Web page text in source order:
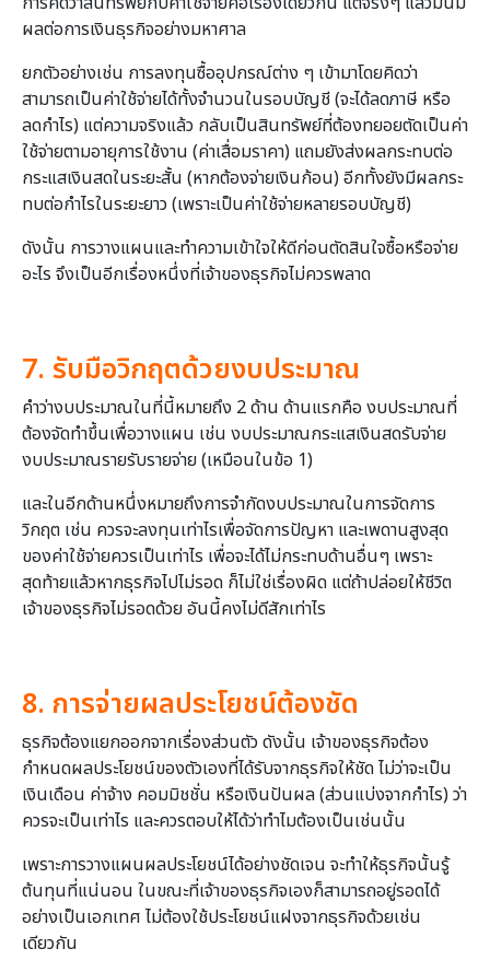
ผลต่อการเงินธุรกิจอย่างมหาศาล
ยกตัวอย่างเช่น การลงทุนซื้ออุปกรณ์ต่าง ๆ เข้ามาโดยคิดว่า
สามารถเป็นค่าใช้จ่ายได้ทั้งจำนวนในรอบบัญชี (จะได้ลดภาษี หรือ
ลดกำไร) แต่ความจริงแล้ว กลับเป็นสินทรัพย์ที่ต้องทยอยตัดเป็นค่า
ใช้จ่ายตามอายุการใช้งาน (ค่าเสื่อมราคา) แถมยังส่งผลกระทบต่อ
กระแสเงินสดในระยะสั้น (หากต้องจ่ายเงินก้อน) อีกทั้งยังมีผลกระ
ทบต่อกำไรในระยะยาว (เพราะเป็นค่าใช้จ่ายหลายรอบบัญชี)
ดังนั้น การวางแผนและทำความเข้าใจให้ดีก่อนตัดสินใจซื้อหรือจ่าย
อะไร จึงเป็นอีกเรื่องหนึ่งที่เจ้าของธุรกิจไม่ควรพลาด
7. รับมือวิกฤตด้วยงบประมาณ
คำว่างบประมาณในที่นี้หมายถึง 2 ด้าน ด้านแรกคือ งบประมาณที่
ต้องจัดทำขึ้นเพื่อวางแผน เช่น งบประมาณกระแสเงินสดรับจ่าย
งบประมาณรายรับรายจ่าย (เหมือนในข้อ 1)
และในอีกด้านหนึ่งหมายถึงการจำกัดงบประมาณในการจัดการ
วิกฤต เช่น ควรจะลงทุนเท่าไรเพื่อจัดการปัญหา และเพดานสูงสุด
ของค่าใช้จ่ายควรเป็นเท่าไร เพื่อจะได้ไม่กระทบด้านอื่นๆ เพราะ
สุดท้ายแล้วหากธุรกิจไปไม่รอด ก็ไม่ใช่เรื่องผิด แต่ถ้าปล่อยให้ชีวิต
เจ้าของธุรกิจไม่รอดด้วย อันนี้คงไม่ดีสักเท่าไร
8. การจ่ายผลประโยชน์ต้องชัด
ธุรกิจต้องแยกออกจากเรื่องส่วนตัว ดังนั้น เจ้าของธุรกิจต้อง
กำหนดผลประโยชน์ของตัวเองที่ได้รับจากธุรกิจให้ชัด ไม่ว่าจะเป็น
เงินเดือน ค่าจ้าง คอมมิชชั่น หรือเงินปันผล (ส่วนแบ่งจากกำไร) ว่า
ควรจะเป็นเท่าไร และควรตอบให้ได้ว่าทำไมต้องเป็นเช่นนั้น
เพราะการวางแผนผลประโยชน์ได้อย่างชัดเจน จะทำให้ธุรกิจนั้นรู้
ต้นทุนที่แน่นอน ในขณะที่เจ้าของธุรกิจเองก็สามารถอยู่รอดได้
อย่างเป็นเอกเทศ ไม่ต้องใช้ประโยชน์แฝงจากธุรกิจด้วยเช่น
เดียวกัน